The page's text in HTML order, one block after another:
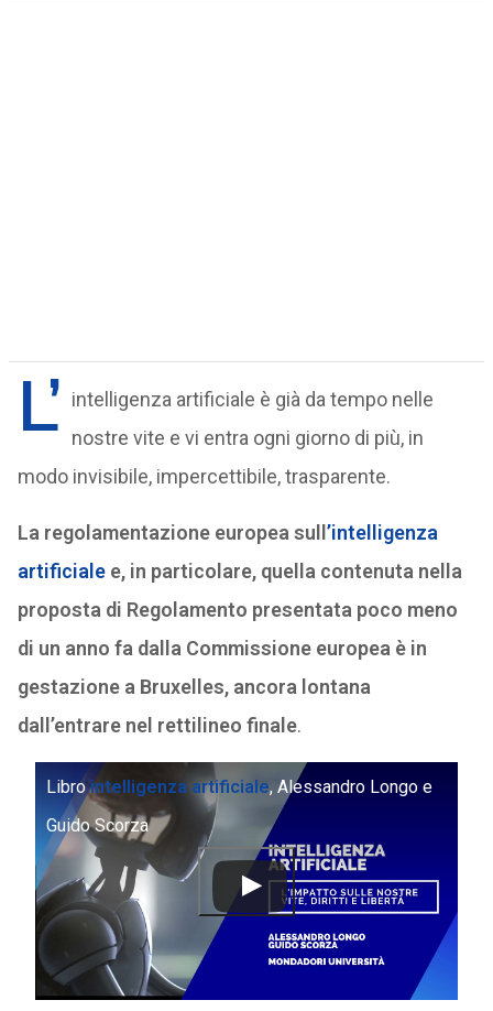
L’ intelligenza artificiale è già da tempo nelle
nostre vite e vi entra ogni giorno di più, in
modo invisibile, impercettibile, trasparente.
La regolamentazione europea sull ’intelligenza
artificialee, in particolare, quella contenuta nella
proposta di Regolamento presentata poco meno
di un anno fa dalla Commissione europea è in
gestazione a Bruxelles, ancora lontana
dall’entrare nel rettilineo finale.
Librointelligenza artificiale, Alessandro Longo e
Guido Scorza